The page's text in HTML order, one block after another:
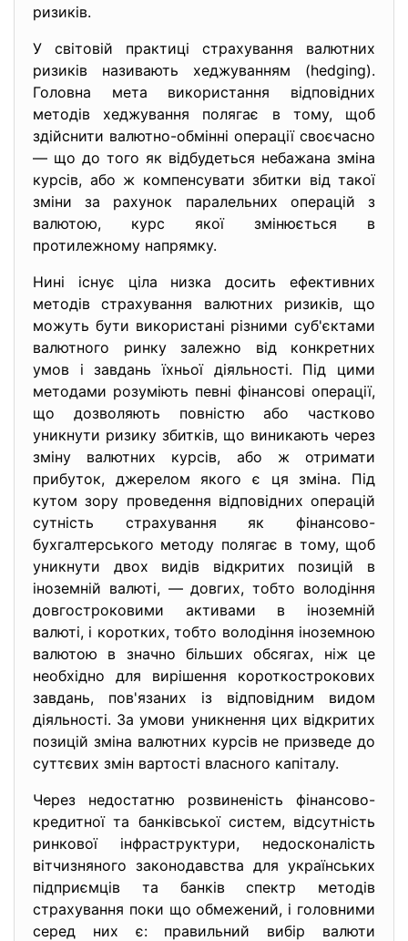
ризиків.
У світовій практиці страхування валютних
ризиків називають хеджуванням (hedging).
Головна мета використання відповідних
методів хеджування полягає в тому, щоб
здійснити валютно-обмінні операції своєчасно
— що до того як відбудеться небажана зміна
курсів, або ж компенсувати збитки від такої
зміни за рахунок паралельних операцій з
валютою, курс якої змінюється в
протилежному напрямку.
Нині існує ціла низка досить ефективних
методів страхування валютних ризиків, що
можуть бути використані різними суб'єктами
валютного ринку залежно від конкретних
умов і завдань їхньої діяльності. Під цими
методами розуміють певні фінансові операції,
що дозволяють повністю або частково
уникнути ризику збитків, що виникають через
зміну валютних курсів, або ж отримати
прибуток, джерелом якого є ця зміна. Під
кутом зору проведення відповідних операцій
сутність страхування як фінансово-
бухгалтерського методу полягає в тому, щоб
уникнути двох видів відкритих позицій в
іноземній валюті, — довгих, тобто володіння
довгостроковими активами в іноземній
валюті, і коротких, тобто володіння іноземною
валютою в значно більших обсягах, ніж це
необхідно для вирішення короткострокових
завдань, пов'язаних із відповідним видом
діяльності. За умови уникнення цих відкритих
позицій зміна валютних курсів не призведе до
суттєвих змін вартості власного капіталу.
Через недостатню розвиненість фінансово-
кредитної та банківської систем, відсутність
ринкової інфраструктури, недосконалість
вітчизняного законодавства для українських
підприємців та банків спектр методів
страхування поки що обмежений, і головними
серед них є: правильний вибір валюти